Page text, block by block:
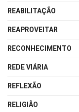
REABILITAÇÃO
REAPROVEITAR
RECONHECIMENTO
REDE VIÁRIA
REFLEXÃO
RELIGIÃO